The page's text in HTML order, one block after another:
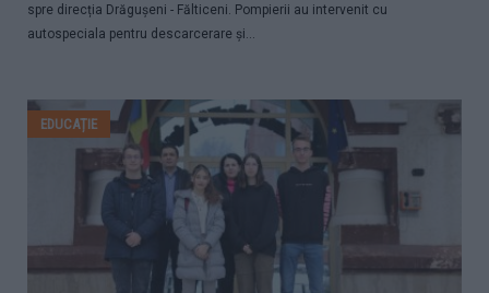
spre direcția Drăgușeni - Fălticeni. Pompierii au intervenit cu
autospeciala pentru descarcerare și...
EDUCAȚIE